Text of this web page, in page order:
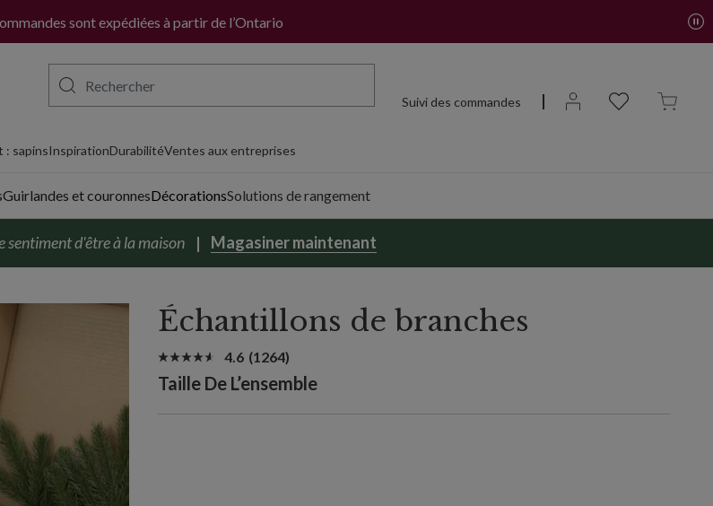
sont expédiées à partir de l’Ontario
Suivi des commandes
: sapinsInspirationDurabilitéVentes aux entreprises
Guirlandes et couronnesDécorationsSolutions de rangement
sentiment d'être à la maison Magasiner maintenant
Échantillons de branches
4.6 (1264)
Variant selection
Taille De L’ensemble